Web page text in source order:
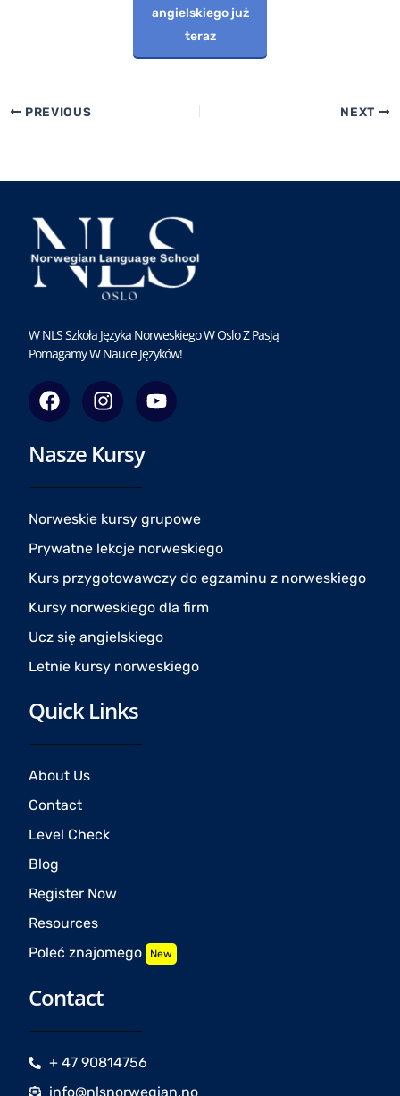
angielskiego już
teraz
PREVIOUS NEXT
W NLS Szkoła Języka Norweskiego W Oslo Z Pasją
Pomagamy W Nauce Języków!
F
a
c
e
o
o
I
n
s
t
g
r
a
m
Y
o
u
e
Nasze Kursy
Norweskie kursy grupowe
Prywatne lekcje norweskiego
Kurs przygotowawczy do egzaminu z norweskiego
Kursy norweskiego dla firm
Ucz się angielskiego
Letnie kursy norweskiego
Quick Links
About Us
Contact
Level Check
Blog
Register Now
Resources
Poleć znajomego New
Contact
+ 47 90814756
info@nlsnorwegian.no